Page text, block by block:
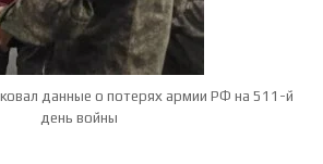
данные о потерях армии РФ на 511-й
день войны